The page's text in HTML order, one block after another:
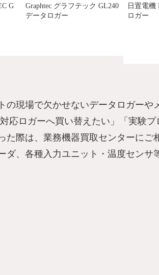
G
Graphtec グラフテック GL240
データロガー
日置電機
ロガー
現場で欠かせないデータロガーや
応ロガーへ買い替えたい」「実験
際は、業務機器買取センターにご
、各種入力ユニット・温度センサ